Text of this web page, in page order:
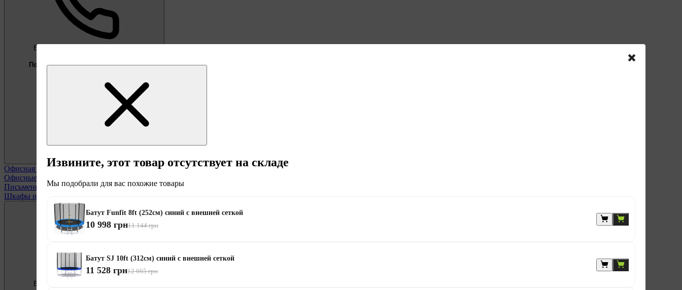
Бесплатно
Подберём мебель под ваши цели
Офисная мебельСмотреть все
Офисные кресла
Письменные столы
Шкафы и полки офисные
Бесплатно
Извините, этот товар отсутствует на складе
Мы подобрали для вас похожие товары
Батут Funfit 8ft (252см) синий с внешней сеткой
10 998 грн11 144 грн
Батут SJ 10ft (312см) синий с внешней сеткой
11 528 грн12 665 грн